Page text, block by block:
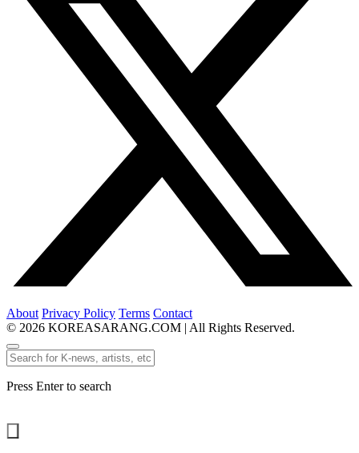
About Privacy Policy Terms Contact
© 2026 KOREASARANG.COM | All Rights Reserved.
Press Enter to search